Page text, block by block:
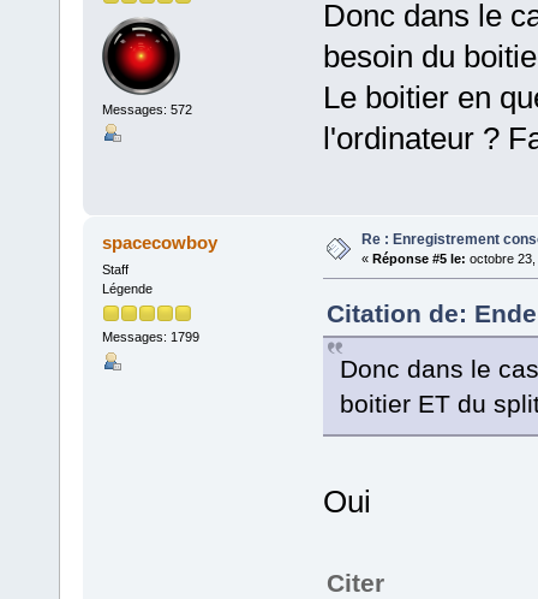
Messages: 572
Donc dans le
besoin du
Le boitier en
l'ordinateur ?
spacecowboy
Staff
Légende
Messages: 1799
Re : Enregistrement
« Réponse #5 le: octobre
Citation de:
Donc dans le
boitier ET du
Oui
Citer